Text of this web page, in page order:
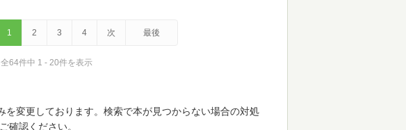
1 2 3 4 次 最後
全64件中 1 - 20件を表示
を変更しております。検索で本が見つからない場合の対処
確認ください。